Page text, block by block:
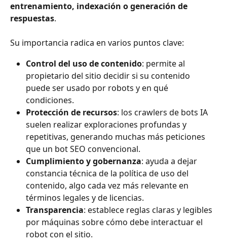
entrenamiento, indexación o generación de
respuestas.
Su importancia radica en varios puntos clave:
Control del uso de contenido: permite al
propietario del sitio decidir si su contenido
puede ser usado por robots y en qué
condiciones.
Protección de recursos: los crawlers de bots IA
suelen realizar exploraciones profundas y
repetitivas, generando muchas más peticiones
que un bot SEO convencional.
Cumplimiento y gobernanza: ayuda a dejar
constancia técnica de la política de uso del
contenido, algo cada vez más relevante en
términos legales y de licencias.
Transparencia: establece reglas claras y legibles
por máquinas sobre cómo debe interactuar el
robot con el sitio.